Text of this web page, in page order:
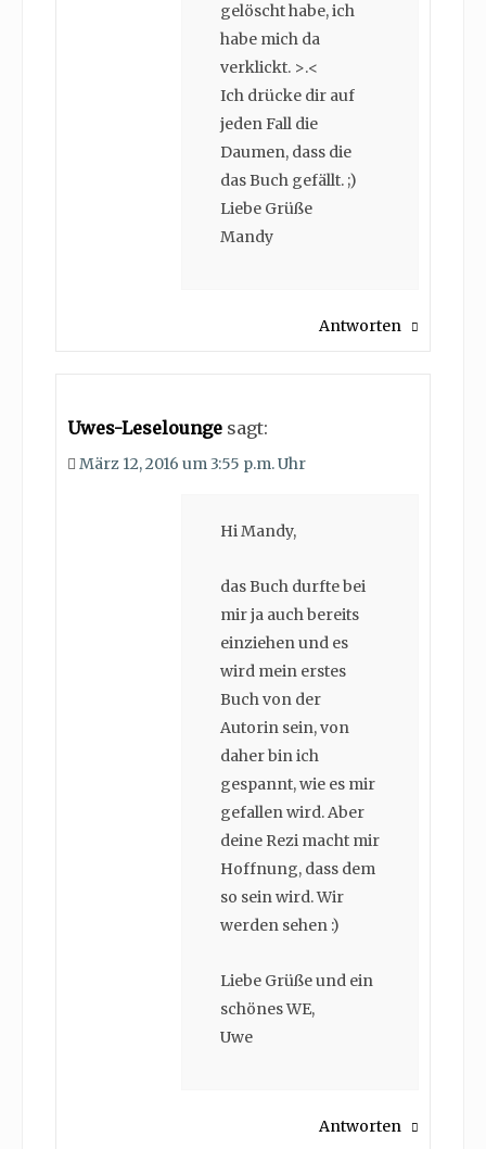
gelöscht habe, ich
habe mich da
verklickt. >.<
Ich drücke dir auf
jeden Fall die
Daumen, dass die
das Buch gefällt. ;)
Liebe Grüße
Mandy
Antworten
Uwes-Leselounge sagt:
März 12, 2016 um 3:55 p.m. Uhr
Hi Mandy,
das Buch durfte bei
mir ja auch bereits
einziehen und es
wird mein erstes
Buch von der
Autorin sein, von
daher bin ich
gespannt, wie es mir
gefallen wird. Aber
deine Rezi macht mir
Hoffnung, dass dem
so sein wird. Wir
werden sehen :)
Liebe Grüße und ein
schönes WE,
Uwe
Antworten